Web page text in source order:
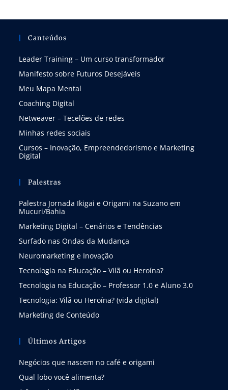
Canteúdos
Leader Training – Um curso transformador
Manifesto sobre Futuros Desejáveis
Meu Mapa Mental
Coaching Digital
Netweaver – Tecelões de redes
Minhas redes sociais
Cursos – Inovação, Empreendedorismo e Marketing
Digital
Palestras
Palestra Jornada Ikigai e Origami na Suzano em
Mucuri/Bahia
Marketing Digital – Cenários e Tendências
Surfado nas Ondas da Mudança
Neuromarketing e Inovação
Tecnologia na Educação – Vilã ou Heroína?
Tecnologia na Educação – Professor 1.0 e Aluno 3.0
Tecnologia: Vilã ou Heroína? (vida digital)
Marketing de Conteúdo
Últimos Artigos
Negócios que nascem no café e origami
Qual lobo você alimenta?